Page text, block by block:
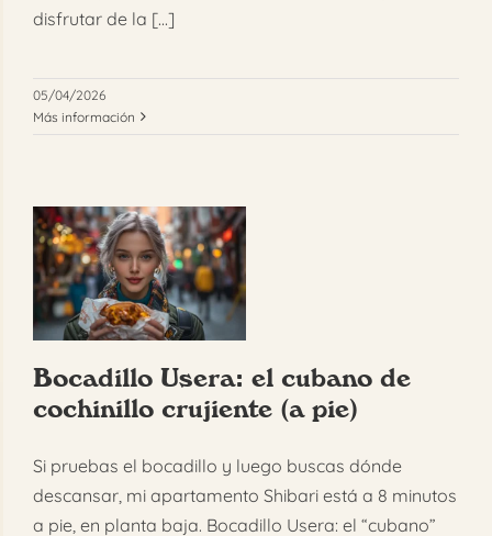
disfrutar de la [...]
05/04/2026
Más información
Bocadillo Usera: el cubano de
cochinillo crujiente (a pie)
Si pruebas el bocadillo y luego buscas dónde
descansar, mi apartamento Shibari está a 8 minutos
a pie, en planta baja. Bocadillo Usera: el “cubano”